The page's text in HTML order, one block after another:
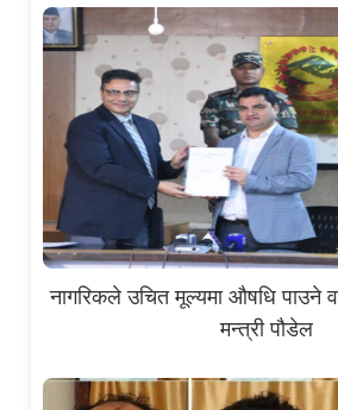
नागरिकले उचित मूल्यमा औषधि पाउने
मन्त्री पौडेल